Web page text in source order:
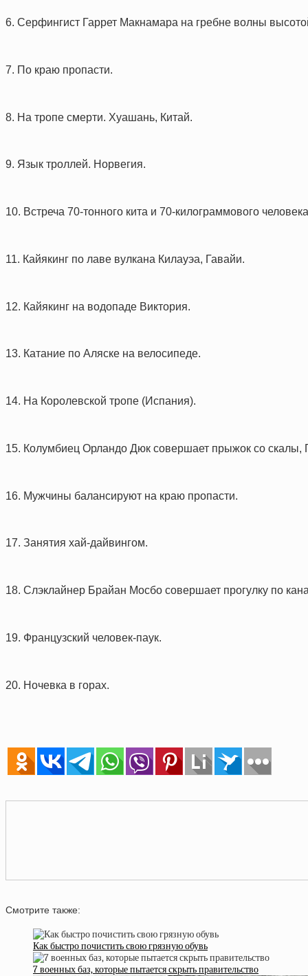
6. Серфингист Гаррет Макнамара на гребне волны
7. По краю пропасти.
8. На тропе смерти. Хуашань, Китай.
9. Язык троллей. Норвегия.
10. Встреча 70-тонного кита и 70-килограммового
11. Кайякинг по лаве вулкана Килауэа, Гавайи.
12. Кайякинг на водопаде Виктория.
13. Катание по Аляске на велосипеде.
14. На Королевской тропе (Испания).
15. Колумбиец Орландо Дюк совершает прыжок со скалы,
16. Мужчины балансируют на краю пропасти.
17. Занятия хай-дайвингом.
18. Слэклайнер Брайан Мосбо совершает прогулку по
19. Французский человек-паук.
20. Ночевка в горах.
Смотрите также:
Как быстро почистить свою грязную обувь
7 военных баз, которые пытается скрыть правительство